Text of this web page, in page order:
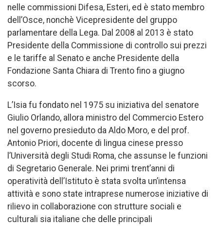
nelle commissioni Difesa, Esteri, ed è stato membro
dell’Osce, nonchè Vicepresidente del gruppo
parlamentare della Lega. Dal 2008 al 2013 è stato
Presidente della Commissione di controllo sui prezzi
e le tariffe al Senato e anche Presidente della
Fondazione Santa Chiara di Trento fino a giugno
scorso.
L’Isia fu fondato nel 1975 su iniziativa del senatore
Giulio Orlando, allora ministro del Commercio Estero
nel governo presieduto da Aldo Moro, e del prof.
Antonio Priori, docente di lingua cinese presso
l’Università degli Studi Roma, che assunse le funzioni
di Segretario Generale. Nei primi trent’anni di
operatività dell’Istituto è stata svolta un’intensa
attività e sono state intraprese numerose iniziative di
rilievo in collaborazione con strutture sociali e
culturali sia italiane che delle principali